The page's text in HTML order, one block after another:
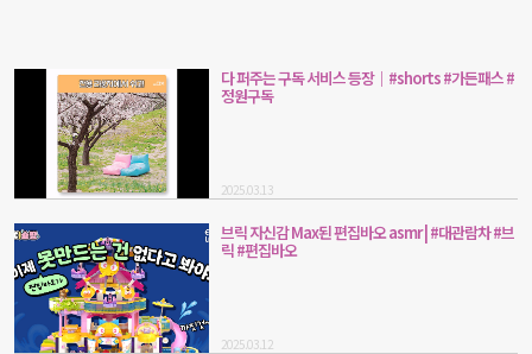
다 퍼주는 구독 서비스 등장｜#shorts #가든패스 #
정원구독
2025.03.13
브릭 자신감 Max된 편집바오 asmr | #대관람차 #브
릭 #편집바오
2025.03.12